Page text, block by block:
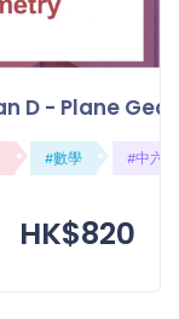
D - Plane
#數學 #中六
HK$820